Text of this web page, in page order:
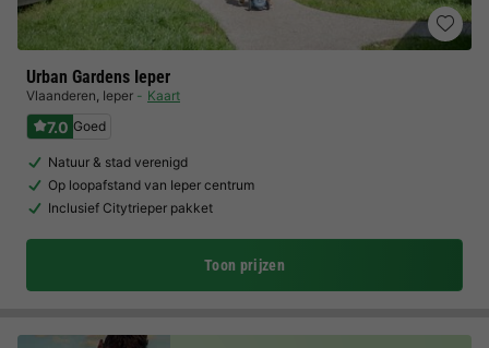
Urban Gardens Ieper
Vlaanderen, Ieper Kaart
7.0 Goed
Natuur & stad verenigd
Op loopafstand van Ieper centrum
Inclusief Citytrieper pakket
Toon prijzen